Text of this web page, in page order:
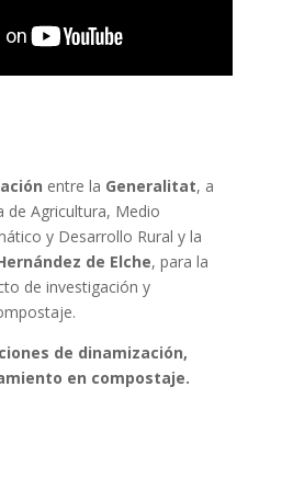
entre la Generalitat, a
de Agricultura, Medio
y Desarrollo Rural y la
de Elche, para la
de investigación y
de dinamización,
en compostaje.